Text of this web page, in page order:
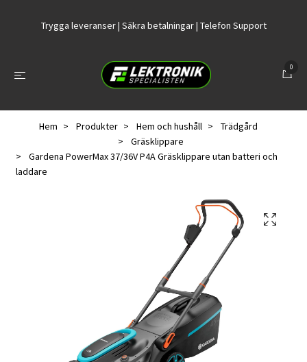
Trygga leveranser | Säkra betalningar | Telefon Support
0
Hem Produkter Hem och hushåll
Trädgård
Gräsklippare
Gardena PowerMax 37/36V P4A Gräsklippare utan batteri och
laddare